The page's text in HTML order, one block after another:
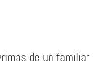
de un familiar